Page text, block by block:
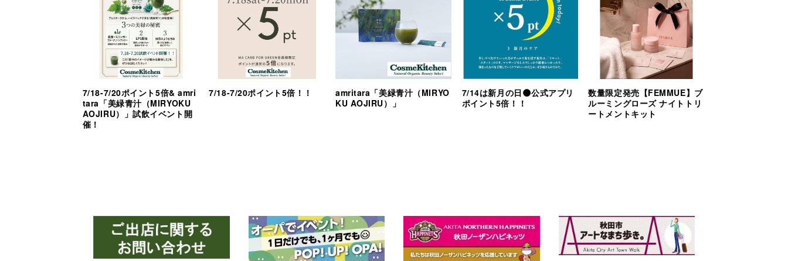
7/18-7/20ポイント5倍& amri
tara「美緑青汁（MIRYOKU
AOJIRU）」試飲イベント開
催！
7/18-7/20ポイント5倍！！
amritara「美緑青汁（MIRYO
KU AOJIRU）」
7/14は新月の日🌑公式アプリ
ポイント5倍！！
数量限定発売【FEMMUE】ブ
ルーミングローズ ナイトトリ
ートメントキット